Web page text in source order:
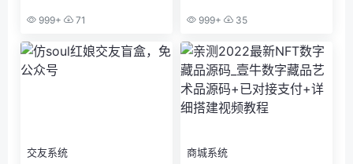
999+ 71
购买广告
999+ 35
交友系统 商城系统